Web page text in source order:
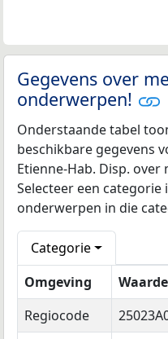
Gegevens over
onderwerpen!
Onderstaande tabel
beschikbare gegevens
Etienne-Hab. Disp.
Selecteer een
onderwerpen in die
Categorie
Omgeving
Waarde
Regiocode